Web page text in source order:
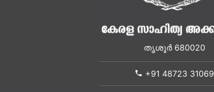
തൃശൂർ 680020
+91 48723 31069